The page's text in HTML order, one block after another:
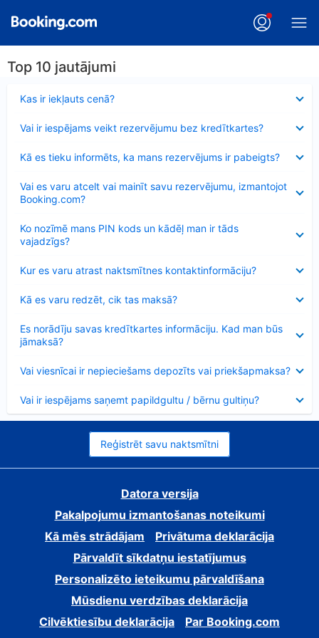
Top 10 jautājumi
Kas ir iekļauts cenā?
Vai ir iespējams veikt rezervējumu bez kredītkartes?
Kā es tieku informēts, ka mans rezervējums ir pabeigts?
Vai es varu atcelt vai mainīt savu rezervējumu, izmantojot
Booking.com?
Ko nozīmē mans PIN kods un kādēļ man ir tāds
vajadzīgs?
Kur es varu atrast naktsmītnes kontaktinformāciju?
Kā es varu redzēt, cik tas maksā?
Es norādīju savas kredītkartes informāciju. Kad man būs
jāmaksā?
Vai viesnīcai ir nepieciešams depozīts vai priekšapmaksa?
Vai ir iespējams saņemt papildgultu / bērnu gultiņu?
Reģistrēt savu naktsmītni
Datora versija
Pakalpojumu izmantošanas noteikumi
Kā mēs strādājam
Privātuma deklarācija
Pārvaldīt sīkdatņu iestatījumus
Personalizēto ieteikumu pārvaldīšana
Mūsdienu verdzības deklarācija
Cilvēktiesību deklarācija
Par Booking.com